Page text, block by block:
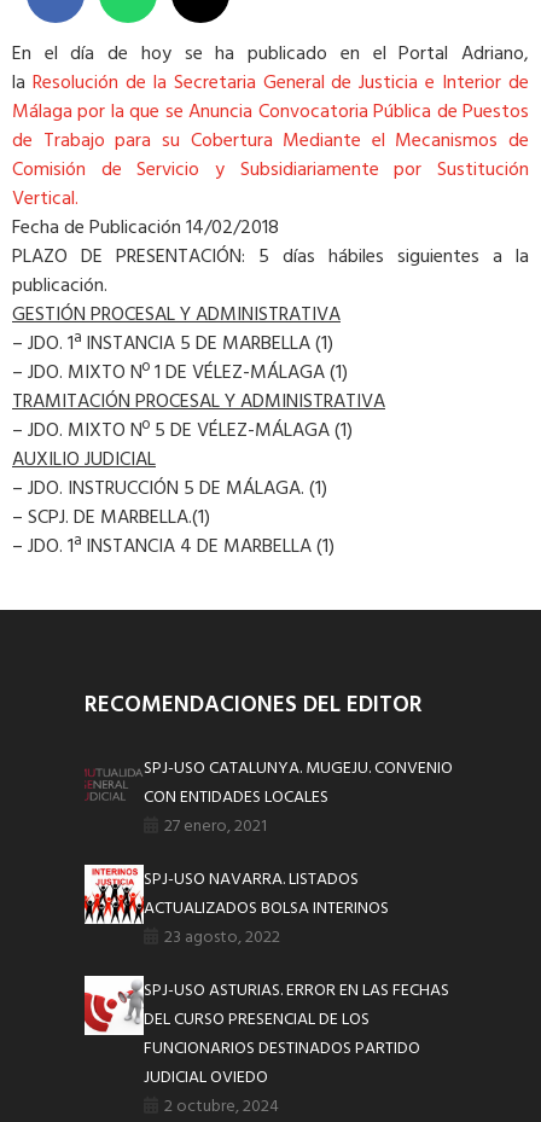
En el día de hoy se ha publicado en el Portal Adriano,
la Resolución de la Secretaria General de Justicia e Interior de
Málaga por la que se Anuncia Convocatoria Pública de Puestos
de Trabajo para su Cobertura Mediante el Mecanismos de
Comisión de Servicio y Subsidiariamente por Sustitución
Vertical.
Fecha de Publicación 14/02/2018
PLAZO DE PRESENTACIÓN: 5 días hábiles siguientes a la
publicación.
GESTIÓN PROCESAL Y ADMINISTRATIVA
– JDO. 1ª INSTANCIA 5 DE MARBELLA (1)
– JDO. MIXTO Nº 1 DE VÉLEZ-MÁLAGA (1)
TRAMITACIÓN PROCESAL Y ADMINISTRATIVA
– JDO. MIXTO Nº 5 DE VÉLEZ-MÁLAGA (1)
AUXILIO JUDICIAL
– JDO. INSTRUCCIÓN 5 DE MÁLAGA. (1)
– SCPJ. DE MARBELLA.(1)
– JDO. 1ª INSTANCIA 4 DE MARBELLA (1)
RECOMENDACIONES DEL EDITOR
SPJ-USO CATALUNYA. MUGEJU. CONVENIO
CON ENTIDADES LOCALES
27 enero, 2021
SPJ-USO NAVARRA. LISTADOS
ACTUALIZADOS BOLSA INTERINOS
23 agosto, 2022
SPJ-USO ASTURIAS. ERROR EN LAS FECHAS
DEL CURSO PRESENCIAL DE LOS
FUNCIONARIOS DESTINADOS PARTIDO
JUDICIAL OVIEDO
2 octubre, 2024